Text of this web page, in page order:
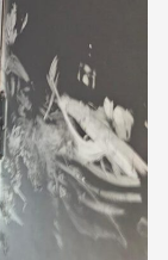
מסע מלחמה
השבוע
מקומית